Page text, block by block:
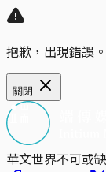
抱歉，出現錯誤
關閉
華文世界不可或